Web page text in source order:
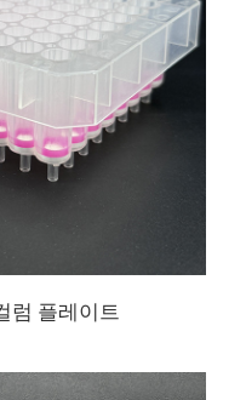
럼 플레이트